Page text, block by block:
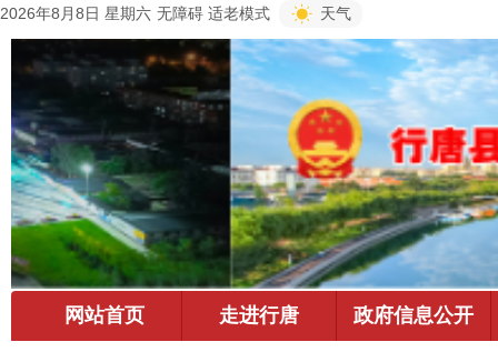
2026年8月8日 星期六 无障碍 适老模式 天气